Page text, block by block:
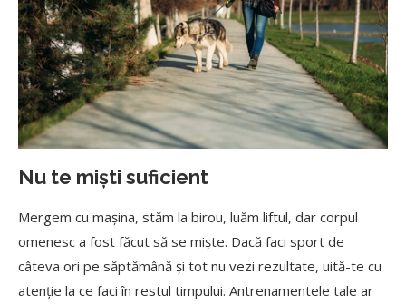
Nu te miști suficient
Mergem cu mașina, stăm la birou, luăm liftul, dar corpul
omenesc a fost făcut să se miște. Dacă faci sport de
câteva ori pe săptămână și tot nu vezi rezultate, uită-te cu
atenție la ce faci în restul timpului. Antrenamentele tale ar